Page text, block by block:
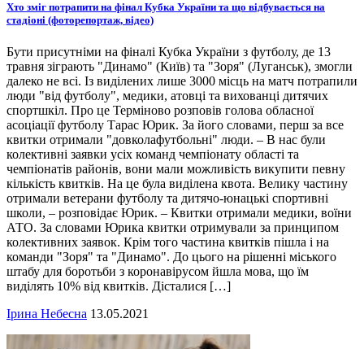
Хто зміг потрапити на фінал Кубка України та що відбувається на
стадіоні (фоторепортаж, відео)
Бути присутніми на фіналі Кубка України з футболу, де 13
травня зіграють "Динамо" (Київ) та "Зоря" (Луганськ), змогли
далеко не всі. Із виділених лише 3000 місць на матч потрапили
люди "від футболу", медики, атовці та вихованці дитячих
спортшкіл. Про це Терміново розповів голова обласної
асоціації футболу Тарас Юрик. За його словами, перш за все
квитки отримали "довколафутбольні" люди. – В нас були
колективні заявки усіх команд чемпіонату області та
чемпіонатів районів, вони мали можливість викупити певну
кількість квитків. На це була виділена квота. Велику частину
отримали ветерани футболу та дитячо-юнацькі спортивні
школи, – розповідає Юрик. – Квитки отримали медики, воїни
АТО. За словами Юрика квитки отримували за принципом
колективних заявок. Крім того частина квитків пішла і на
команди "Зоря" та "Динамо". До цього на рішенні міського
штабу для боротьби з коронавірусом йшла мова, що їм
виділять 10% від квитків. Дісталися […]
Ірина Небесна 13.05.2021